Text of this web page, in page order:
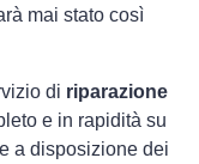
mai stato così
di riparazione
e in rapidità su
a disposizione dei